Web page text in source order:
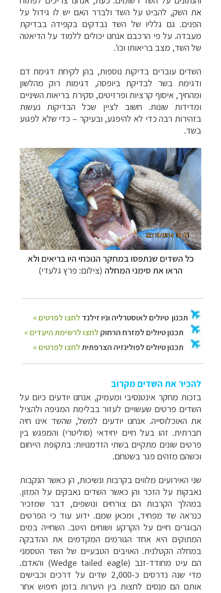
את השק, להביט על השד ולברר האם יש לו גידול על
הפנים. גם גלליו של השד נבדקים בקפידה בבדיקת
מעבדה. על פי הרכבם אנחנו יכולים ללמוד על הדיאטה
של השד, מצב בריאותו וכו'.
השדים עוברים בדיקות נוספות, בהן לקיחת דגימת דם
ודגימת בשר לבדיקת ביופסה, דגימות רוק מהלשון
ומהחיך, איסוף קרציות ופרזיטים, סקירת בריאות השיניים
ומדידות שונות. חשוב לציין שכל הבדיקות נעשות
בזהירות רבה כדי לא להיפגע, ובעיקר – כדי שלא לפגוע
בשד.
כל השדים שנתפסו במחקר הנוכחי היו בריאים ולא
הראו את סימני המחלה (צילום: פרץ גלעדי)
להכיר את השדים מקרוב
בזכות מחקר אינטנסיבי ומעמיק, אנחנו יודעים כיום על
השדים פרטים שעשויים לעזור בבלימת המגיפה ולהציל
את האוכלוסייה. אנחנו יודעים למשל, שהשד אינו חיה
חברתית. זהו בעל חיים יחידאי (סוליטרי) והמפגש בין
פרטים שונים מתקיים בשתי הזדמנויות: בתקופת הייחום
וכשהם מזהים פגר בשטחם.
שני האירועים מלווים בקרבות ונשיכות, הן כאשר הנקבות
נאבקות על הזכר והן כאשר השדים נאבקים על המזון.
במהלך הקרבות הם צורחים ונושפים, דבר שמזכיר
כנראה שד מפחיד, ומכאן שמם. ידוע עוד כי הפרטים
הבוגרים חיים על הקרקע ושוחים היטב. השחייה במים
המתוקים היא אחד הגורמים המקדמים את ההדבקה
במחלה הקטלנית. האויבים הטבעיים של השד הטסמני
הם עיט מחודד-זנב (Wedge tailed eagle
) והאדם.
מדי שנה נדרסים כ-2,000 שדים על דרכים וכבישים
אותם הם מנסים לחצות בין היערות בזמן חיפוש אחר